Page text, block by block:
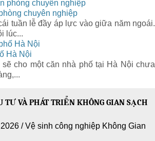
chuyên nghiệp
tuần lễ đầy áp lực vào giữa năm ngoái.
lúc...
Hà Nội
cho một căn nhà phố tại Hà Nội chưa
TƯ VÀ PHÁT TRIỂN KHÔNG GIAN SẠCH
/Vệ sinh công nghiệp Không Gian